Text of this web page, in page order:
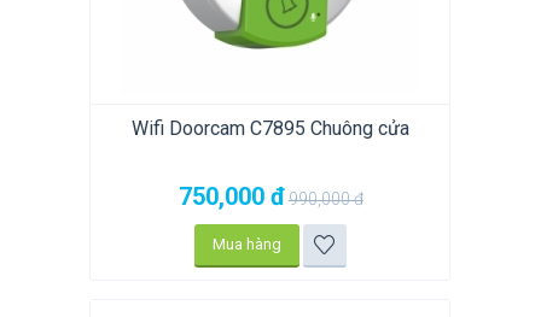
Wifi Doorcam C7895 Chuông cửa
750,000 đ990,000đ
Mua hàng